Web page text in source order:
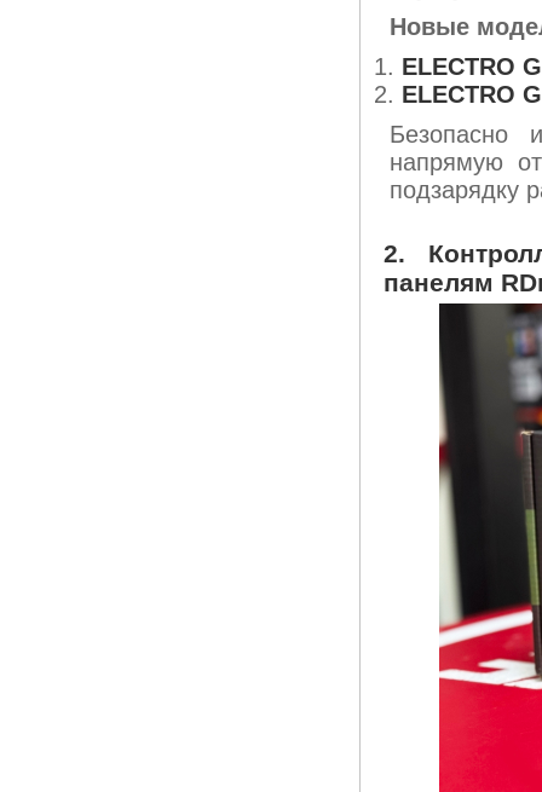
Новые
ELECTRO
ELECTRO
Безопасно
напрямую
подзарядку
2.
панелям